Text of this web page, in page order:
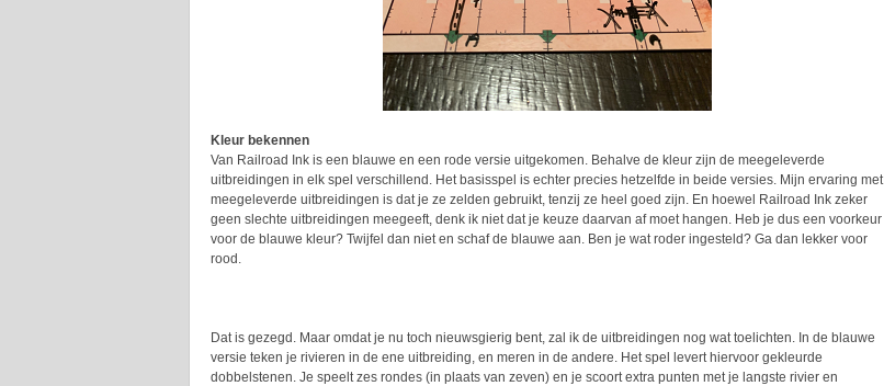
Kleur bekennen
Van Railroad Ink is een blauwe en een rode versie uitgekomen. Behalve de kleur zijn de meegeleverde
uitbreidingen in elk spel verschillend. Het basisspel is echter precies hetzelfde in beide versies. Mijn ervaring met
meegeleverde uitbreidingen is dat je ze zelden gebruikt, tenzij ze heel goed zijn. En hoewel Railroad Ink zeker
geen slechte uitbreidingen meegeeft, denk ik niet dat je keuze daarvan af moet hangen. Heb je dus een voorkeur
voor de blauwe kleur? Twijfel dan niet en schaf de blauwe aan. Ben je wat roder ingesteld? Ga dan lekker voor
rood.
Dat is gezegd. Maar omdat je nu toch nieuwsgierig bent, zal ik de uitbreidingen nog wat toelichten. In de blauwe
versie teken je rivieren in de ene uitbreiding, en meren in de andere. Het spel levert hiervoor gekleurde
dobbelstenen. Je speelt zes rondes (in plaats van zeven) en je scoort extra punten met je langste rivier en